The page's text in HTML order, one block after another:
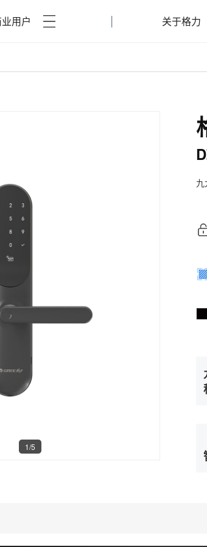
用户 | 关于格力
1/5